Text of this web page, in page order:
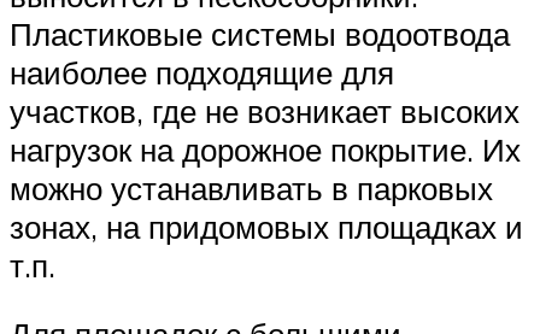
Пластиковые системы водоотвода
наиболее подходящие для
участков, где не возникает высоких
нагрузок на дорожное покрытие. Их
можно устанавливать в парковых
зонах, на придомовых площадках и
т.п.